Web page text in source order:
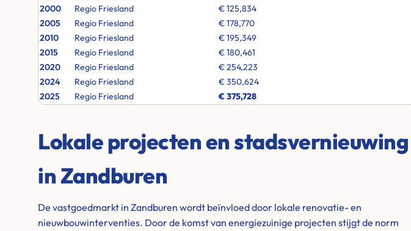
2000
Regio Friesland
€ 125,834
2005
Regio Friesland
€ 178,770
2010
Regio Friesland
€ 195,349
2015
Regio Friesland
€ 180,461
2020
Regio Friesland
€ 254,223
2024
Regio Friesland
€ 350,624
2025
Regio Friesland € 375,728
Lokale projecten en stadsvernieuwing
in Zandburen
De vastgoedmarkt in Zandburen wordt beïnvloed door lokale renovatie- en
nieuwbouwinterventies. Door de komst van energiezuinige projecten stijgt de norm